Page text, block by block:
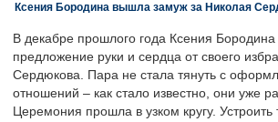
Ксения Бородина вышла замуж за Николая
В декабре прошлого года Ксения
предложение руки и сердца от своего
Сердюкова. Пара не стала тянуть с
отношений – как стало известно, они уже
Церемония прошла в узком кругу. Устроить